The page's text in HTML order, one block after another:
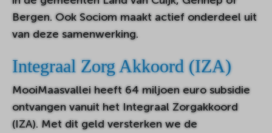
Bergen. Ook Sociom maakt actief onderdeel uit
van deze samenwerking.
Integraal Zorg Akkoord (IZA)
MooiMaasvallei heeft 64 miljoen euro subsidie
ontvangen vanuit het Integraal Zorgakkoord
(IZA). Met dit geld versterken we de